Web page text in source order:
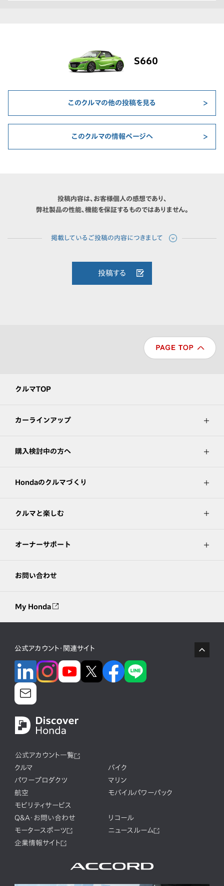
S660
このクルマの他の投稿を見る
このクルマの情報ページへ
投稿内容は、お客様個人の感想であり、
弊社製品の性能、機能を保証するものではありません。
投稿する
クルマTOP
カーラインアップ
購入検討中の方へ
Hondaのクルマづくり
クルマと楽しむ
オーナーサポート
お問い合わせ
My Honda
公式アカウント・関連サイト
公式アカウント一覧
クルマ
バイク
パワープロダクツ
マリン
航空
モバイルパワーパック
モビリティサービス
Q&A・お問い合わせ
リコール
モータースポーツ
ニュースルーム
企業情報サイト